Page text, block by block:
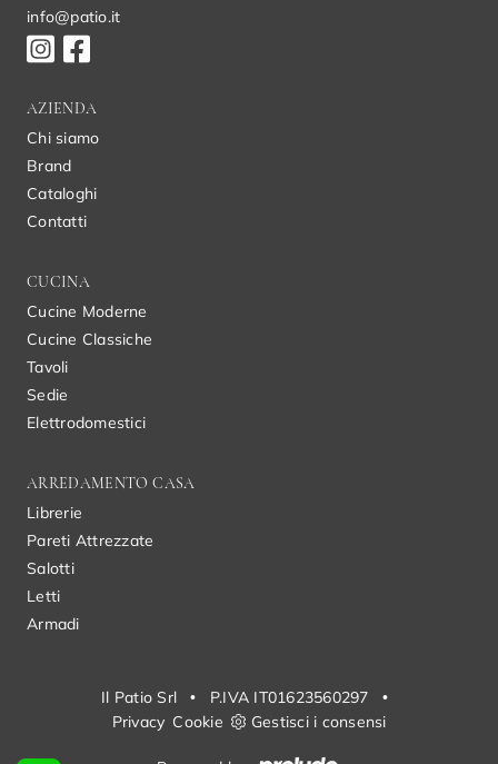
info@patio.it
AZIENDA
Chi siamo
Brand
Cataloghi
Contatti
CUCINA
Cucine Moderne
Cucine Classiche
Tavoli
Sedie
Elettrodomestici
ARREDAMENTO CASA
Librerie
Pareti Attrezzate
Salotti
Letti
Armadi
Il Patio Srl • P.IVA IT01623560297
•
Privacy Cookie Gestisci i consensi